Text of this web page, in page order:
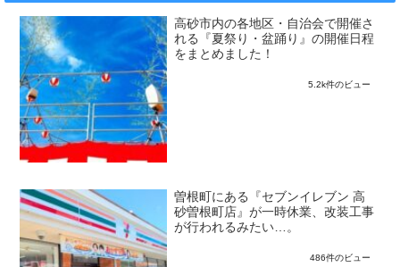
高砂市内の各地区・自治会で開催さ
れる『夏祭り・盆踊り』の開催日程
をまとめました！
5.2k件のビュー
曽根町にある『セブンイレブン 高
砂曽根町店』が一時休業、改装工事
が行われるみたい…。
486件のビュー